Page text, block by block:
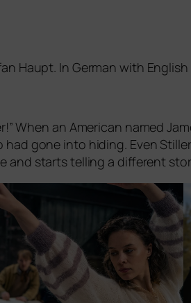
Haupt. In German with
When an American named
gone into hiding. Even
and starts tel­ling a dif­fe­rent